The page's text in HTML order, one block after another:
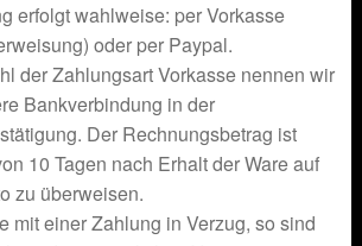
erfolgt wahlweise: per Vorkasse
oder per Paypal.
der Zahlungsart Vorkasse nennen wir
Bankverbindung in der
Der Rechnungsbetrag ist
10 Tagen nach Erhalt der Ware auf
zu überweisen.
mit einer Zahlung in Verzug, so sind